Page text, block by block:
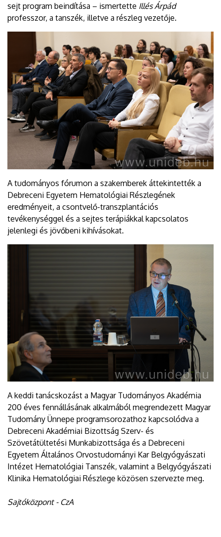
sejt program beindítása – ismertette Illés Árpád
professzor, a tanszék, illetve a részleg vezetője.
A tudományos fórumon a szakemberek áttekintették a
Debreceni Egyetem Hematológiai Részlegének
eredményeit, a csontvelő-transzplantációs
tevékenységgel és a sejtes terápiákkal kapcsolatos
jelenlegi és jövőbeni kihívásokat.
A keddi tanácskozást a Magyar Tudományos Akadémia
200 éves fennállásának alkalmából megrendezett Magyar
Tudomány Ünnepe programsorozathoz kapcsolódva a
Debreceni Akadémiai Bizottság Szerv- és
Szövetátültetési Munkabizottsága és a Debreceni
Egyetem Általános Orvostudományi Kar Belgyógyászati
Intézet Hematológiai Tanszék, valamint a Belgyógyászati
Klinika Hematológiai Részlege közösen szervezte meg.
Sajtóközpont - CzA